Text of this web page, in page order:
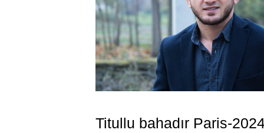
Titullu bahadır Paris-